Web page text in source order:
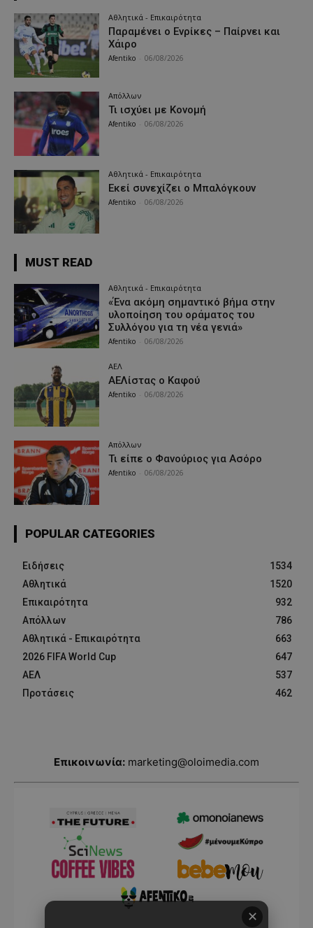
Αθλητικά - Επικαιρότητα
Παραμένει ο Ενρίκες – Παίρνει και
Χάιρο
Afentiko 06/08/2026
Απόλλων
Τι ισχύει με Κονομή
Afentiko 06/08/2026
Αθλητικά - Επικαιρότητα
Εκεί συνεχίζει ο Μπαλόγκουν
Afentiko 06/08/2026
MUST READ
Αθλητικά - Επικαιρότητα
«Ένα ακόμη σημαντικό βήμα στην
υλοποίηση του οράματος του
Συλλόγου για τη νέα γενιά»
Afentiko 06/08/2026
ΑΕΛ
ΑΕΛίστας ο Καφού
Afentiko 06/08/2026
Απόλλων
Τι είπε ο Φανούριος για Ασόρο
Afentiko 06/08/2026
POPULAR CATEGORIES
Ειδήσεις
1534
Αθλητικά
1520
Επικαιρότητα
932
Απόλλων
786
Αθλητικά - Επικαιρότητα
663
2026 FIFA World Cup
647
ΑΕΛ
537
Προτάσεις
462
Επικοινωνία: marketing@oloimedia.com
✕